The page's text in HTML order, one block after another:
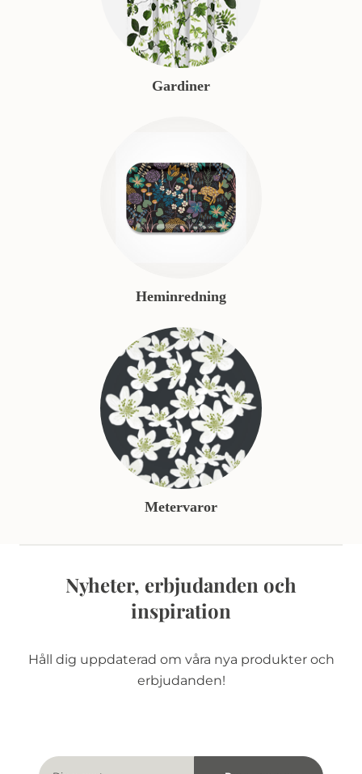
Gardiner
Heminredning
Metervaror
Nyheter, erbjudanden och
inspiration
Håll dig uppdaterad om våra nya produkter och
erbjudanden!